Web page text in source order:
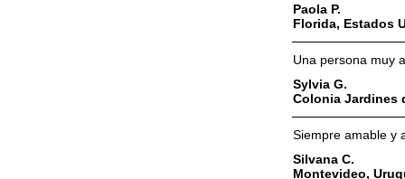
Paola P.
Florida, Estados
Una persona muy
Sylvia G.
Colonia Jardines
Siempre amable y
Silvana C.
Montevideo,